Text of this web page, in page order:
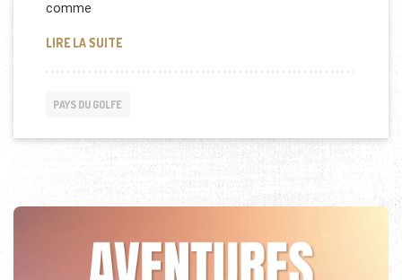
comme
LIRE LA SUITELE SYSTÈME DE « LA KAFALA » AU QATAR
PAYS DU GOLFE